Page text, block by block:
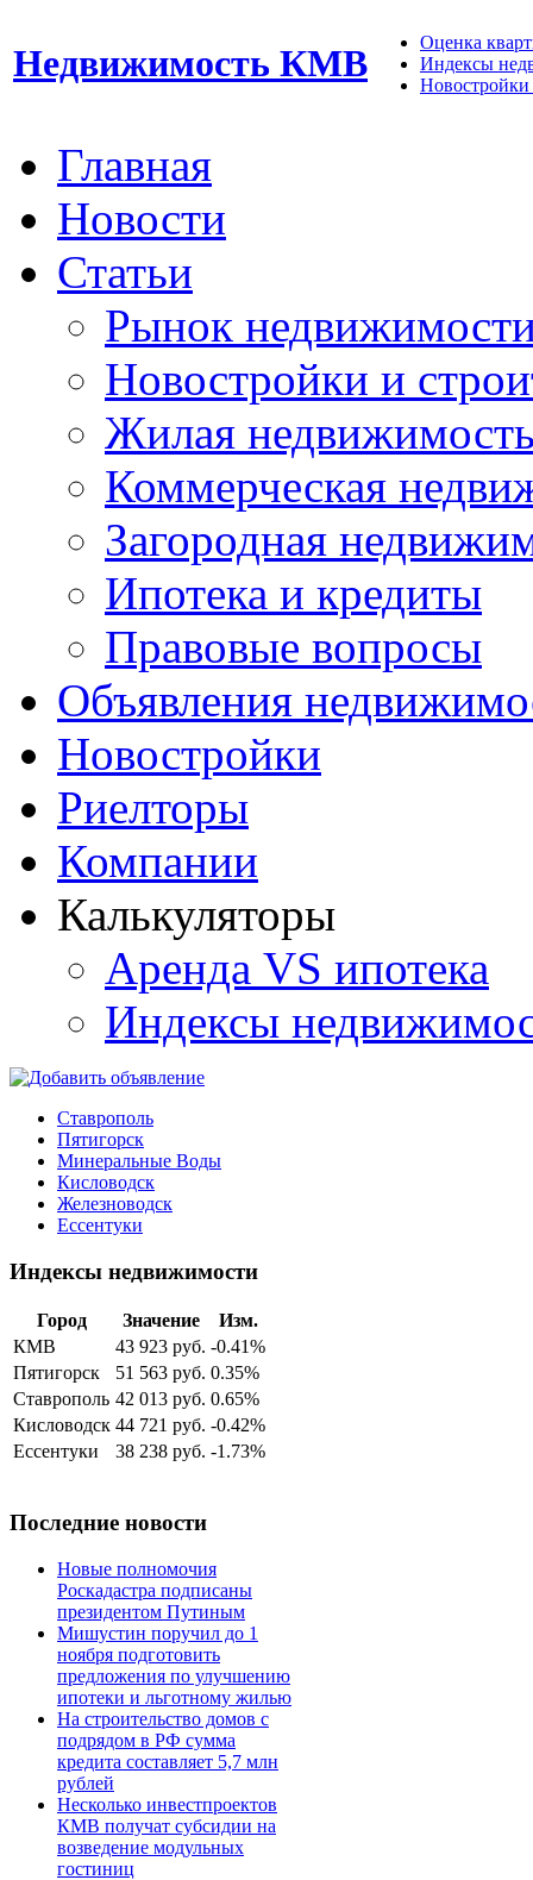
Недвижимость КМВ
Оценка
Индексы
Новостройки
Главная
Новости
Статьи
Рынок
Новостройки и
Жилая
Коммерческая
Загородная
Ипотека и кредиты
Правовые вопросы
Объявления
Новостройки
Риелторы
Компании
Калькуляторы
Аренда VS ипотека
Индексы
Ставрополь
Пятигорск
Минеральные Воды
Кисловодск
Железноводск
Ессентуки
Индексы недвижимости
Город Значение
Изм.
КМВ
43 923 руб. -0.41%
Пятигорск
51 563 руб. 0.35%
Ставрополь 42 013 руб. 0.65%
Кисловодск 44 721 руб. -0.42%
Ессентуки
38 238 руб. -1.73%
Последние новости
Новые полномочия
Роскадастра подписаны
президентом Путиным
Мишустин поручил до 1
ноября подготовить
предложения по улучшению
ипотеки и льготному жилью
На строительство домов с
подрядом в РФ сумма
кредита составляет 5,7 млн
рублей
Несколько инвестпроектов
КМВ получат субсидии на
возведение модульных
гостиниц